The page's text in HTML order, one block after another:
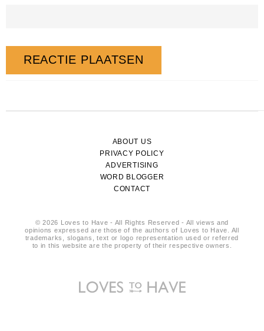
ABOUT US
PRIVACY POLICY
ADVERTISING
WORD BLOGGER
CONTACT
© 2026 Loves to Have - All Rights Reserved - All views and
opinions expressed are those of the authors of Loves to Have. All
trademarks, slogans, text or logo representation used or referred
to in this website are the property of their respective owners.